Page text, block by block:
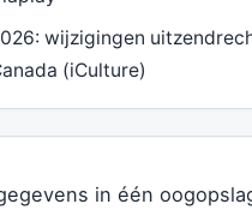
wijzigingen
(iCulture)
in één